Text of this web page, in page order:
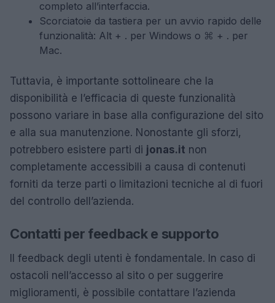
completo all’interfaccia.
Scorciatoie da tastiera per un avvio rapido delle
funzionalità: Alt + . per Windows o ⌘ + . per
Mac.
Tuttavia, è importante sottolineare che la
disponibilità e l’efficacia di queste funzionalità
possono variare in base alla configurazione del sito
e alla sua manutenzione. Nonostante gli sforzi,
potrebbero esistere parti di jonas.it non
completamente accessibili a causa di contenuti
forniti da terze parti o limitazioni tecniche al di fuori
del controllo dell’azienda.
Contatti per feedback e supporto
Il feedback degli utenti è fondamentale. In caso di
ostacoli nell’accesso al sito o per suggerire
miglioramenti, è possibile contattare l’azienda